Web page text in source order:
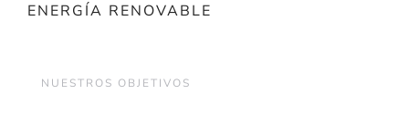
ENERGÍA RENOVABLE
NUESTROS OBJETIVOS